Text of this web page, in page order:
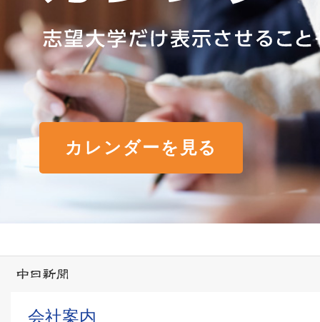
カレンダーを見る
会社案内